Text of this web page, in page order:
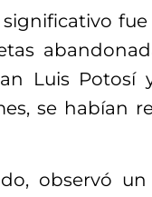
Luis Potosí
se habían
observó un